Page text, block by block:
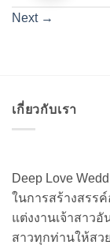
Next →
เกี่ยวกับเรา
Deep Love
ในการสร้างสรร
แต่งงานเจ้าสาวอั
สาวทุกท่านให้สว